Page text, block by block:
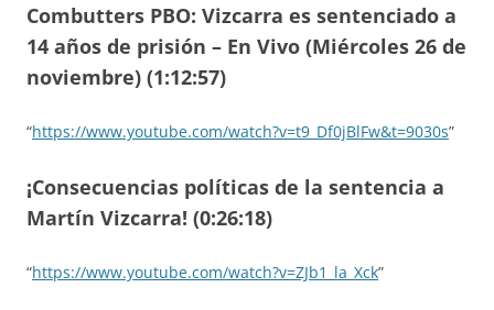
Combutters PBO: Vizcarra es sentenciado a
14 años de prisión – En Vivo (Miércoles 26 de
noviembre) (1:12:57)
“https://www.youtube.com/watch?v=t9_Df0jBlFw&t=9030s”
¡Consecuencias políticas de la sentencia a
Martín Vizcarra! (0:26:18)
“https://www.youtube.com/watch?v=ZJb1_la_Xck”